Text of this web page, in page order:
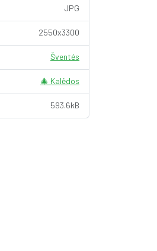
JPG
2550x3300
Šventės
🎄 Kalėdos
593.6kB